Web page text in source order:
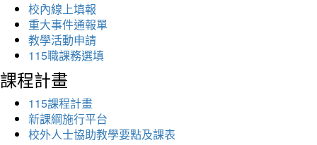
校內線上填報
重大事件通報單
教學活動申請
115職課務選填
課程計畫
115課程計畫
新課綱施行平台
校外人士協助教學要點及課表